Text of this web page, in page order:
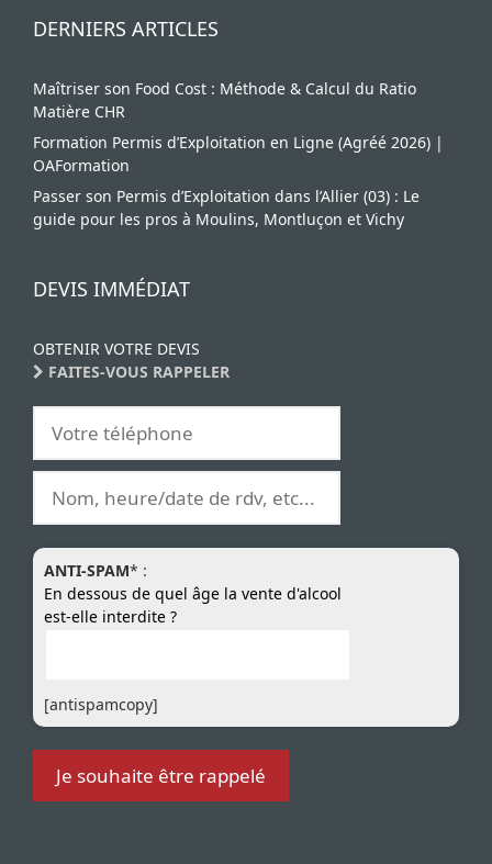
DERNIERS ARTICLES
Maîtriser son Food Cost : Méthode & Calcul du Ratio
Matière CHR
Formation Permis d’Exploitation en Ligne (Agréé 2026) |
OAFormation
Passer son Permis d’Exploitation dans l’Allier (03) : Le
guide pour les pros à Moulins, Montluçon et Vichy
DEVIS IMMÉDIAT
OBTENIR VOTRE DEVIS
FAITES-VOUS RAPPELER
ANTI-SPAM* :
En dessous de quel âge la vente d'alcool
est-elle interdite ?
[antispamcopy]